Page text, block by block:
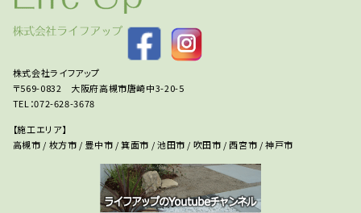
株式会社ライフアップ
〒569-0832 大阪府高槻市唐崎中3-20-5
TEL：072-628-3678
【施工エリア】
高槻市 / 枚方市 / 豊中市 / 箕面市 / 池田市 / 吹田市 / 西宮市 / 神戸市